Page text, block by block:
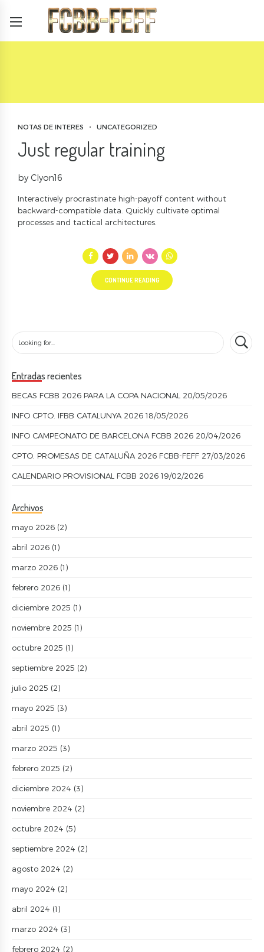
NOTAS DE INTERES UNCATEGORIZED
Just regular training
by Clyon16
Interactively procrastinate high-payoff content without
backward-compatible data. Quickly cultivate optimal
processes and tactical architectures.
CONTINUE READING
Entradas recientes
BECAS FCBB 2026 PARA LA COPA NACIONAL 20/05/2026
INFO CPTO. IFBB CATALUNYA 2026 18/05/2026
INFO CAMPEONATO DE BARCELONA FCBB 2026 20/04/2026
CPTO. PROMESAS DE CATALUÑA 2026 FCBB-FEFF 27/03/2026
CALENDARIO PROVISIONAL FCBB 2026 19/02/2026
Archivos
mayo 2026 (2)
abril 2026 (1)
marzo 2026 (1)
febrero 2026 (1)
diciembre 2025 (1)
noviembre 2025 (1)
octubre 2025 (1)
septiembre 2025 (2)
julio 2025 (2)
mayo 2025 (3)
abril 2025 (1)
marzo 2025 (3)
febrero 2025 (2)
diciembre 2024 (3)
noviembre 2024 (2)
octubre 2024 (5)
septiembre 2024 (2)
agosto 2024 (2)
mayo 2024 (2)
abril 2024 (1)
marzo 2024 (3)
febrero 2024 (2)